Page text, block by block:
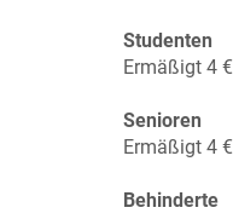
Studenten
Ermäßigt 4 €
Senioren
Ermäßigt 4 €
Behinderte